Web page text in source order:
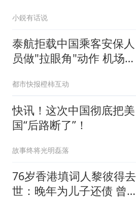
小鋭有话说
泰航拒载中国乘客安保人
员做"拉眼角"动作 机场再
都市快报橙柿互动
快讯！这次中国彻底把美
国“后路断了”！
故事终将光明磊落
76岁香港填词人黎彼得去
世：晚年为儿子还债 曾想